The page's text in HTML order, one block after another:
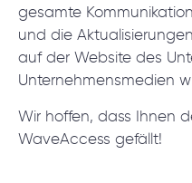
gesamte
und die
auf der Website des
Unternehmensmedien
Wir hoffen, dass Ihnen
WaveAccess gefällt!